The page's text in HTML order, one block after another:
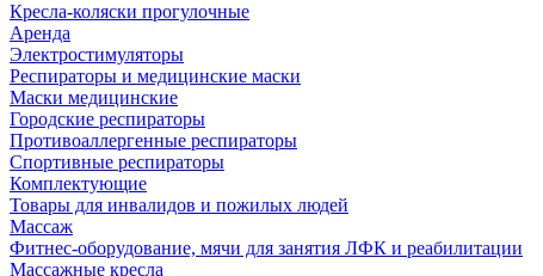
Кресла-коляски прогулочные
Аренда
Электростимуляторы
Респираторы и медицинские маски
Маски медицинские
Городские респираторы
Противоаллергенные респираторы
Спортивные респираторы
Комплектующие
Товары для инвалидов и пожилых людей
Массаж
Фитнес-оборудование, мячи для занятия ЛФК и реабилитации
Массажные кресла